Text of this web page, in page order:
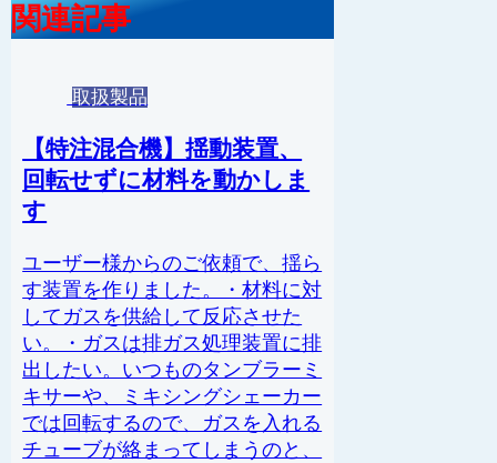
関連記事
取扱製品
【特注混合機】揺動装置、
回転せずに材料を動かしま
す
ユーザー様からのご依頼で、揺ら
す装置を作りました。・材料に対
してガスを供給して反応させた
い。・ガスは排ガス処理装置に排
出したい。いつものタンブラーミ
キサーや、ミキシングシェーカー
では回転するので、ガスを入れる
チューブが絡まってしまうのと、